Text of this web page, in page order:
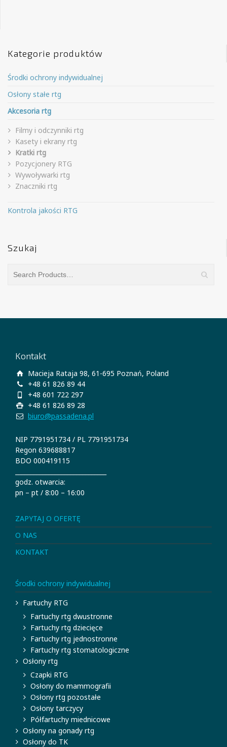
Kategorie produktów
Środki ochrony indywidualnej
Osłony stałe rtg
Akcesoria rtg
Filmy i odczynniki rtg
Kasety i ekrany rtg
Kratki rtg
Pozycjonery RTG
Wywoływarki rtg
Znaczniki rtg
Kontrola jakości RTG
Szukaj
Kontakt
Macieja Rataja 98, 61-695 Poznań, Poland
+48 61 826 89 44
+48 601 722 297
+48 61 826 89 28
biuro@passadena.pl
NIP 7791951734 / PL 7791951734
Regon 639688817
BDO 000419115
godz. otwarcia:
pn – pt / 8:00 – 16:00
ZAPYTAJ O OFERTĘ
O NAS
KONTAKT
Środki ochrony indywidualnej
Fartuchy RTG
Fartuchy rtg dwustronne
Fartuchy rtg dziecięce
Fartuchy rtg jednostronne
Fartuchy rtg stomatologiczne
Osłony rtg
Czapki RTG
Osłony do mammografii
Osłony rtg pozostałe
Osłony tarczycy
Półfartuchy miednicowe
Osłony na gonady rtg
Osłony do TK